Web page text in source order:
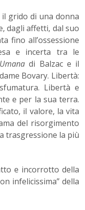
il grido di una donna
dagli affetti, dal suo
fino all’ossessione
e incerta tra le
di Balzac e il
Bovary. Libertà:
Libertà e
e per la sua terra.
il valore, la vita
del risorgimento
trasgressione la più
e incorrotto della
infelicissima” della